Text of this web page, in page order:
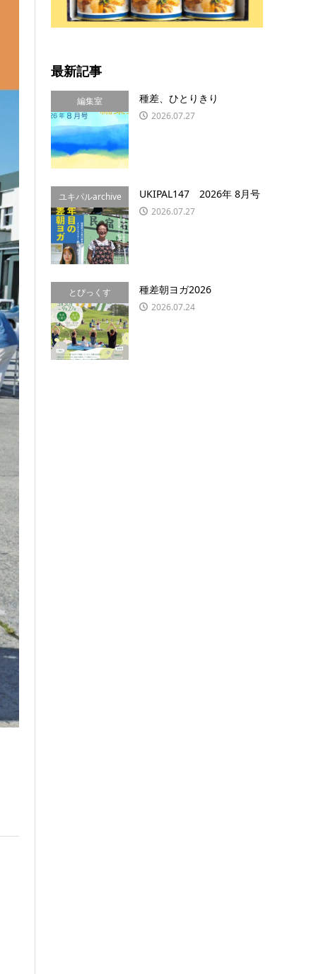
最新記事
編集室 種差、ひとりきり
2026.07.27
ユキパルarchive UKIPAL147 2026年 8月号
2026.07.27
とぴっくす 種差朝ヨガ2026
2026.07.24